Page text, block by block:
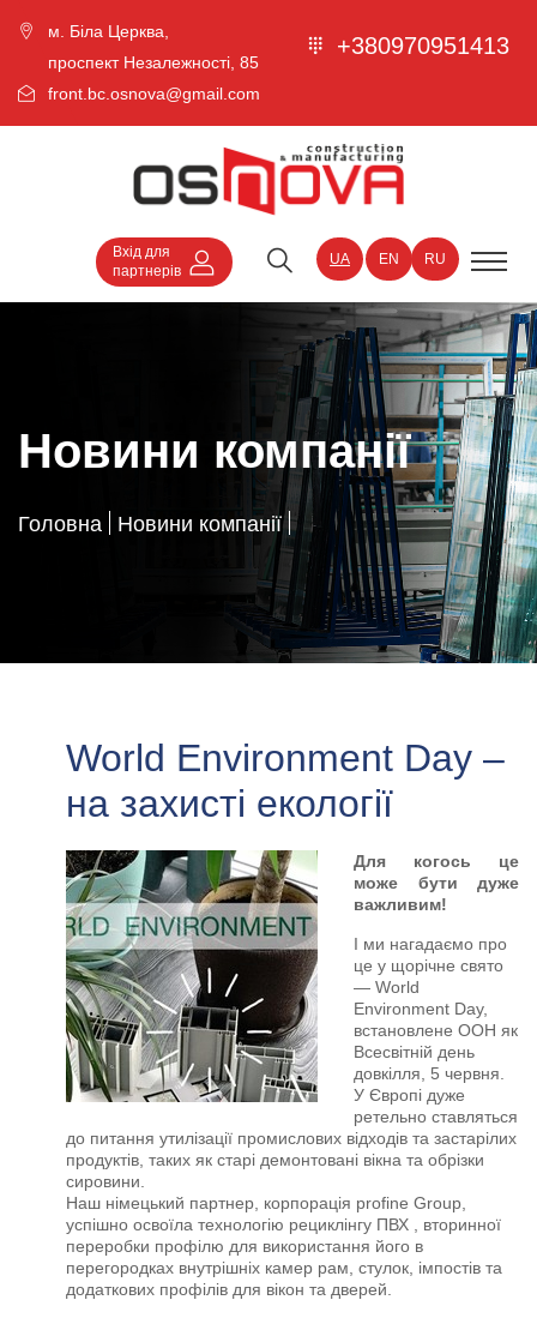
м. Біла Церква,
проспект Незалежності, 85
front.bc.osnova@gmail.com
+380970951413
Вхід для
партнерів
UA EN RU
Новини компанії
Головна Новини компанії
World Environment Day –
на захисті екології
Для когось це
може бути дуже
важливим!
І ми нагадаємо про
це у щорічне свято
— World
Environment Day,
встановлене ООН як
Всесвітній день
довкілля, 5 червня.
У Європі дуже
ретельно ставляться
до питання утилізації промислових відходів та застарілих
продуктів, таких як старі демонтовані вікна та обрізки
сировини.
Наш німецький партнер, корпорація profine Group,
успішно освоїла технологію рециклінгу ПВХ
, вторинної
переробки профілю для використання його в
перегородках внутрішніх камер рам, стулок, імпостів та
додаткових профілів для вікон та дверей.